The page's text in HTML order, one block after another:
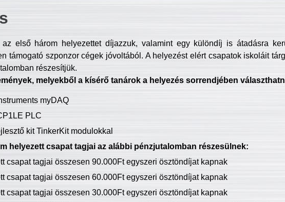
az első három helyezettet díjazzuk, valamint egy különdíj is átadásra
támogató szponzor cégek jóvoltából. A helyezést elért csapatok iskoláit
részesítjük.
melyekből a kísérő tanárok a helyezés sorrendjében
myDAQ
PLC
kit TinkerKit modulokkal
helyezett csapat tagjai az alábbi pénzjutalomban részesülnek:
csapat tagjai összesen 90.000Ft egyszeri ösztöndíjat kapnak
csapat tagjai összesen 60.000Ft egyszeri ösztöndíjat kapnak
csapat tagjai összesen 30.000Ft egyszeri ösztöndíjat kapnak